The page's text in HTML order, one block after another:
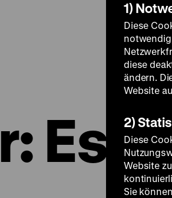
Es
1)
Diese
diese
ändern.
Website
2)
Diese
Website
Sie